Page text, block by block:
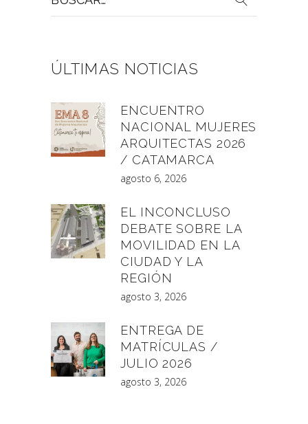
por:
ÚLTIMAS NOTICIAS
ENCUENTRO
NACIONAL MUJERES
ARQUITECTAS 2026
/ CATAMARCA
agosto 6, 2026
EL INCONCLUSO
DEBATE SOBRE LA
MOVILIDAD EN LA
CIUDAD Y LA
REGIÓN
agosto 3, 2026
ENTREGA DE
MATRÍCULAS /
JULIO 2026
agosto 3, 2026